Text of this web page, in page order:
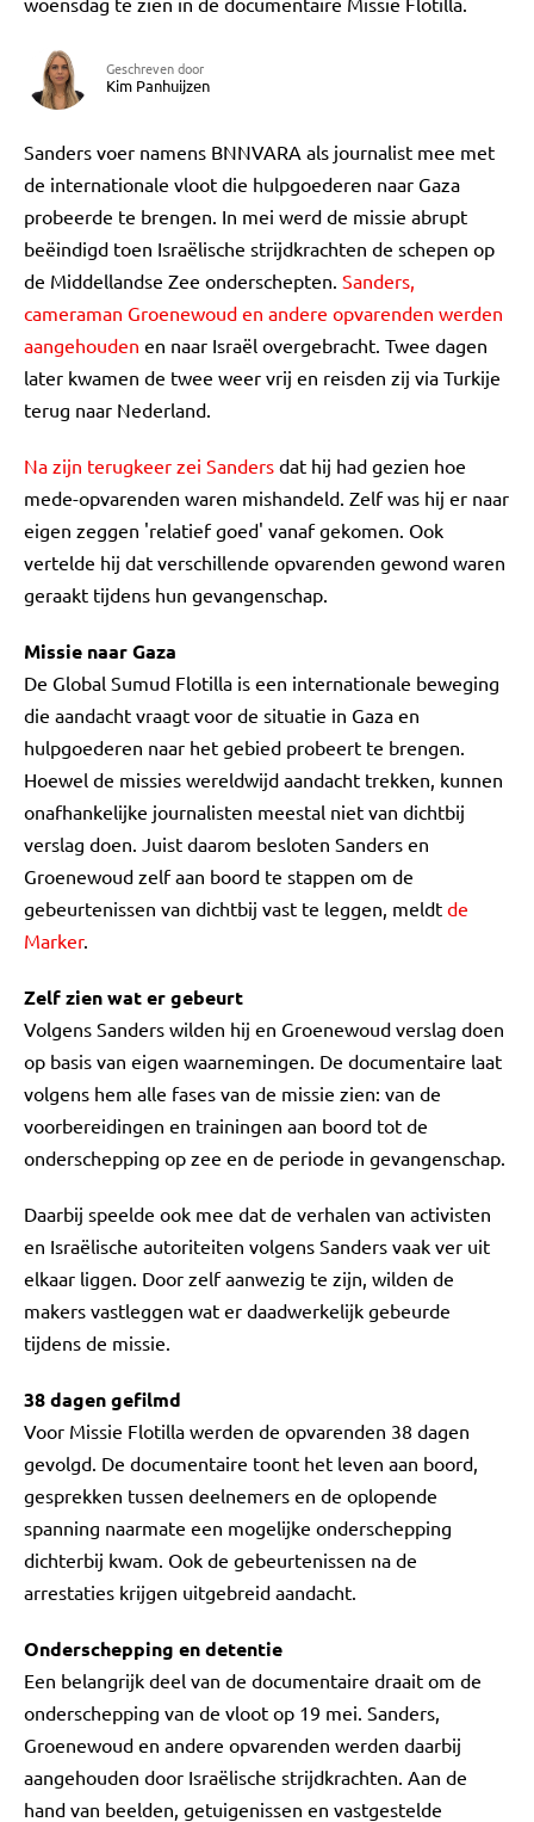
Geschreven door
Kim Panhuijzen
Sanders voer namens BNNVARA als journalist mee met
de internationale vloot die hulpgoederen naar Gaza
probeerde te brengen. In mei werd de missie abrupt
beëindigd toen Israëlische strijdkrachten de schepen op
de Middellandse Zee onderschepten. Sanders,
cameraman Groenewoud en andere opvarenden werden
aangehouden en naar Israël overgebracht. Twee dagen
later kwamen de twee weer vrij en reisden zij via Turkije
terug naar Nederland.
Na zijn terugkeer zei Sanders dat hij had gezien hoe
mede-opvarenden waren mishandeld. Zelf was hij er naar
eigen zeggen 'relatief goed' vanaf gekomen. Ook
vertelde hij dat verschillende opvarenden gewond waren
geraakt tijdens hun gevangenschap.
Missie naar Gaza
De Global Sumud Flotilla is een internationale beweging
die aandacht vraagt voor de situatie in Gaza en
hulpgoederen naar het gebied probeert te brengen.
Hoewel de missies wereldwijd aandacht trekken, kunnen
onafhankelijke journalisten meestal niet van dichtbij
verslag doen. Juist daarom besloten Sanders en
Groenewoud zelf aan boord te stappen om de
gebeurtenissen van dichtbij vast te leggen, meldt de
Marker.
Zelf zien wat er gebeurt
Volgens Sanders wilden hij en Groenewoud verslag doen
op basis van eigen waarnemingen. De documentaire laat
volgens hem alle fases van de missie zien: van de
voorbereidingen en trainingen aan boord tot de
onderschepping op zee en de periode in gevangenschap.
Daarbij speelde ook mee dat de verhalen van activisten
en Israëlische autoriteiten volgens Sanders vaak ver uit
elkaar liggen. Door zelf aanwezig te zijn, wilden de
makers vastleggen wat er daadwerkelijk gebeurde
tijdens de missie.
38 dagen gefilmd
Voor Missie Flotilla werden de opvarenden 38 dagen
gevolgd. De documentaire toont het leven aan boord,
gesprekken tussen deelnemers en de oplopende
spanning naarmate een mogelijke onderschepping
dichterbij kwam. Ook de gebeurtenissen na de
arrestaties krijgen uitgebreid aandacht.
Onderschepping en detentie
Een belangrijk deel van de documentaire draait om de
onderschepping van de vloot op 19 mei. Sanders,
Groenewoud en andere opvarenden werden daarbij
aangehouden door Israëlische strijdkrachten. Aan de
hand van beelden, getuigenissen en vastgestelde